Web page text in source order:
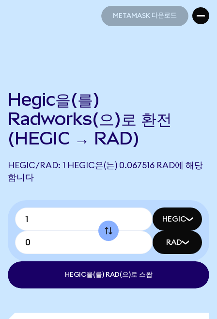
METAMASK 다운로드
Hegic을(를)
Radworks(으)로 환전
(HEGIC → RAD)
HEGIC/RAD: 1 HEGIC은(는) 0.067516 RAD에 해당
합니다
HEGIC
RAD
HEGIC을(를) RAD(으)로 스왑